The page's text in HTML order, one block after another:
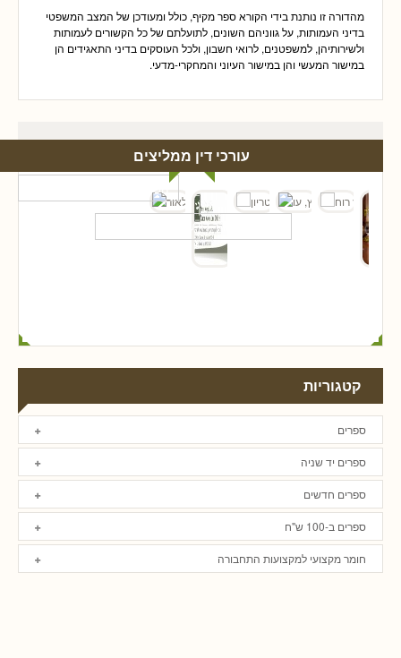
מהדורה זו נותנת בידי הקורא ספר מקיף, כולל ומעודכן של המצב המשפטי
בדיני העמותות, על גווניהם השונים, לתועלתם של כל הקשורים לעמותות
ולשירותיהן, למשפטנים, לרואי חשבון, ולכל העוסקים בדיני התאגידים הן
במישור המעשי והן במישור העיוני והמחקרי-מדעי.
עורכי דין ממליצים
קטגוריות
ספרים
ספרים יד שניה
ספרים חדשים
ספרים ב-100 ש"ח
חומר מקצועי למקצועות התחבורה